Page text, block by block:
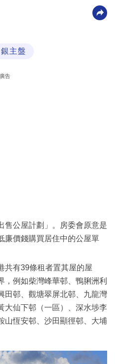
銀主盤
廣告
售公屋計劃」。房委會原意是
廉價錢購買居住中的公屋單
共有39條租者置其屋的屋
，例如柴灣峰華邨、鴨脷洲利
田邨、觀塘翠屏北邨、九龍灣
大仙下邨（一區）、深水埗李
山恆安邨、沙田顯徑邨、大埔